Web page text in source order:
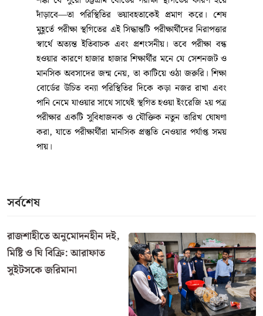
দাঁড়াবে—তা পরিস্থিতির ভয়াবহতাকেই প্রমাণ করে। শেষ
মুহূর্তে পরীক্ষা স্থগিতের এই সিদ্ধান্তটি পরীক্ষার্থীদের নিরাপত্তার
স্বার্থে অত্যন্ত ইতিবাচক এবং প্রশংসনীয়। তবে পরীক্ষা বন্ধ
হওয়ার কারণে হাজার হাজার শিক্ষার্থীর মনে যে সেশনজট ও
মানসিক অবসাদের জন্ম নেয়, তা কাটিয়ে ওঠা জরুরি। শিক্ষা
বোর্ডের উচিত বন্যা পরিস্থিতির দিকে কড়া নজর রাখা এবং
পানি নেমে যাওয়ার সাথে সাথেই স্থগিত হওয়া ইংরেজি ২য় পত্র
পরীক্ষার একটি সুবিধাজনক ও যৌক্তিক নতুন তারিখ ঘোষণা
করা, যাতে পরীক্ষার্থীরা মানসিক প্রস্তুতি নেওয়ার পর্যাপ্ত সময়
পায়।
সর্বশেষ
রাজশাহীতে অনুমোদনহীন দই,
মিষ্টি ও ঘি বিক্রি: আরাফাত
সুইটসকে জরিমানা